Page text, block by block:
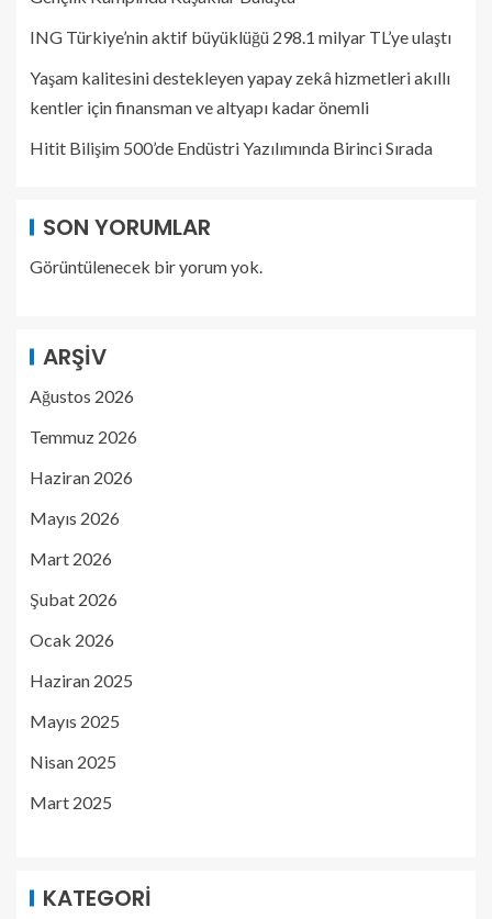
ING Türkiye’nin aktif büyüklüğü 298.1 milyar TL’ye ulaştı
Yaşam kalitesini destekleyen yapay zekâ hizmetleri akıllı
kentler için finansman ve altyapı kadar önemli
Hitit Bilişim 500’de Endüstri Yazılımında Birinci Sırada
SON YORUMLAR
Görüntülenecek bir yorum yok.
ARŞIV
Ağustos 2026
Temmuz 2026
Haziran 2026
Mayıs 2026
Mart 2026
Şubat 2026
Ocak 2026
Haziran 2025
Mayıs 2025
Nisan 2025
Mart 2025
KATEGORI